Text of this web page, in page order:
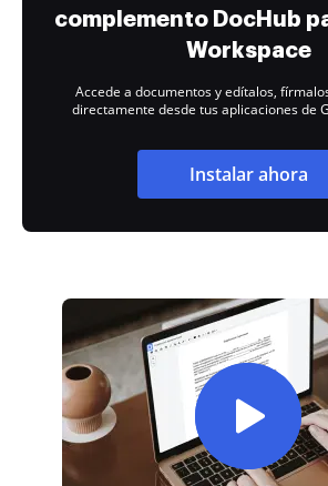
complemento DocHub
Workspace
Accede a documentos y edítalos,
directamente desde tus aplicaciones de
Instalar ahora